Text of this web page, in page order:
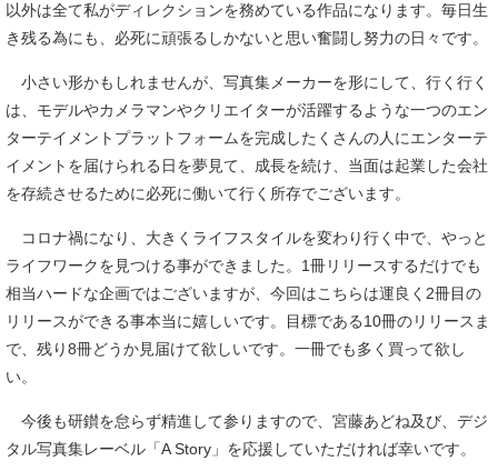
以外は全て私がディレクションを務めている作品になります。毎日生
き残る為にも、必死に頑張るしかないと思い奮闘し努力の日々です。
小さい形かもしれませんが、写真集メーカーを形にして、行く行く
は、モデルやカメラマンやクリエイターが活躍するような一つのエン
ターテイメントプラットフォームを完成したくさんの人にエンターテ
イメントを届けられる日を夢見て、成長を続け、当面は起業した会社
を存続させるために必死に働いて行く所存でございます。
コロナ禍になり、大きくライフスタイルを変わり行く中で、やっと
ライフワークを見つける事ができました。1冊リリースするだけでも
相当ハードな企画ではございますが、今回はこちらは運良く2冊目の
リリースができる事本当に嬉しいです。目標である10冊のリリースま
で、残り8冊どうか見届けて欲しいです。一冊でも多く買って欲し
い。
今後も研鑚を怠らず精進して参りますので、宮藤あどね及び、デジ
タル写真集レーベル「A Story」を応援していただければ幸いです。